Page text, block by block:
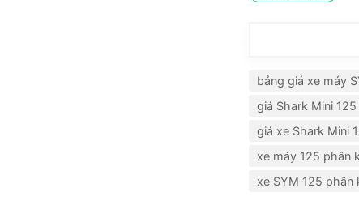
bảng giá xe máy
giá Shark Mini
giá xe Shark Mini
xe máy 125 phân
xe SYM 125 phân